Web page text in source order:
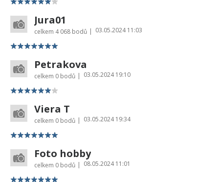
Jura01
celkem 4 068 bodů 03.05.2024 11:03
Petrakova
celkem 0 bodů 03.05.2024 19:10
Viera T
celkem 0 bodů 03.05.2024 19:34
Foto hobby
celkem 0 bodů 08.05.2024 11:01